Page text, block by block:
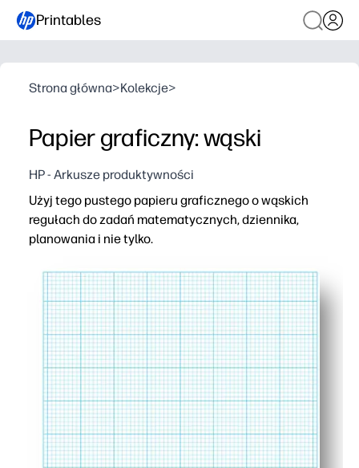
Printables
Strona główna>Kolekcje>
Papier graficzny: wąski
HP - Arkusze produktywności
Użyj tego pustego papieru graficznego o wąskich
regułach do zadań matematycznych, dziennika,
planowania i nie tylko.